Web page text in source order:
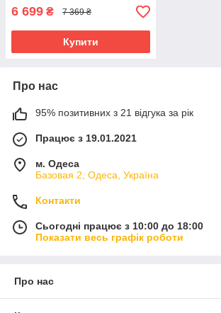
6 699 ₴ 7 369 ₴
Купити
Про нас
95% позитивних з 21 відгука за рік
Працює з 19.01.2021
м. Одеса
Базовая 2, Одеса, Україна
Контакти
Сьогодні працює з 10:00 до 18:00
Показати весь графік роботи
Про нас